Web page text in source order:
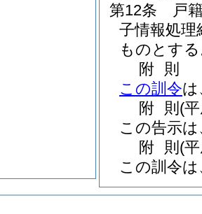
第12条
戸
子情報処
ものとす
附 則
この訓令は
附 則 (
この告示
附 則 (
この訓令